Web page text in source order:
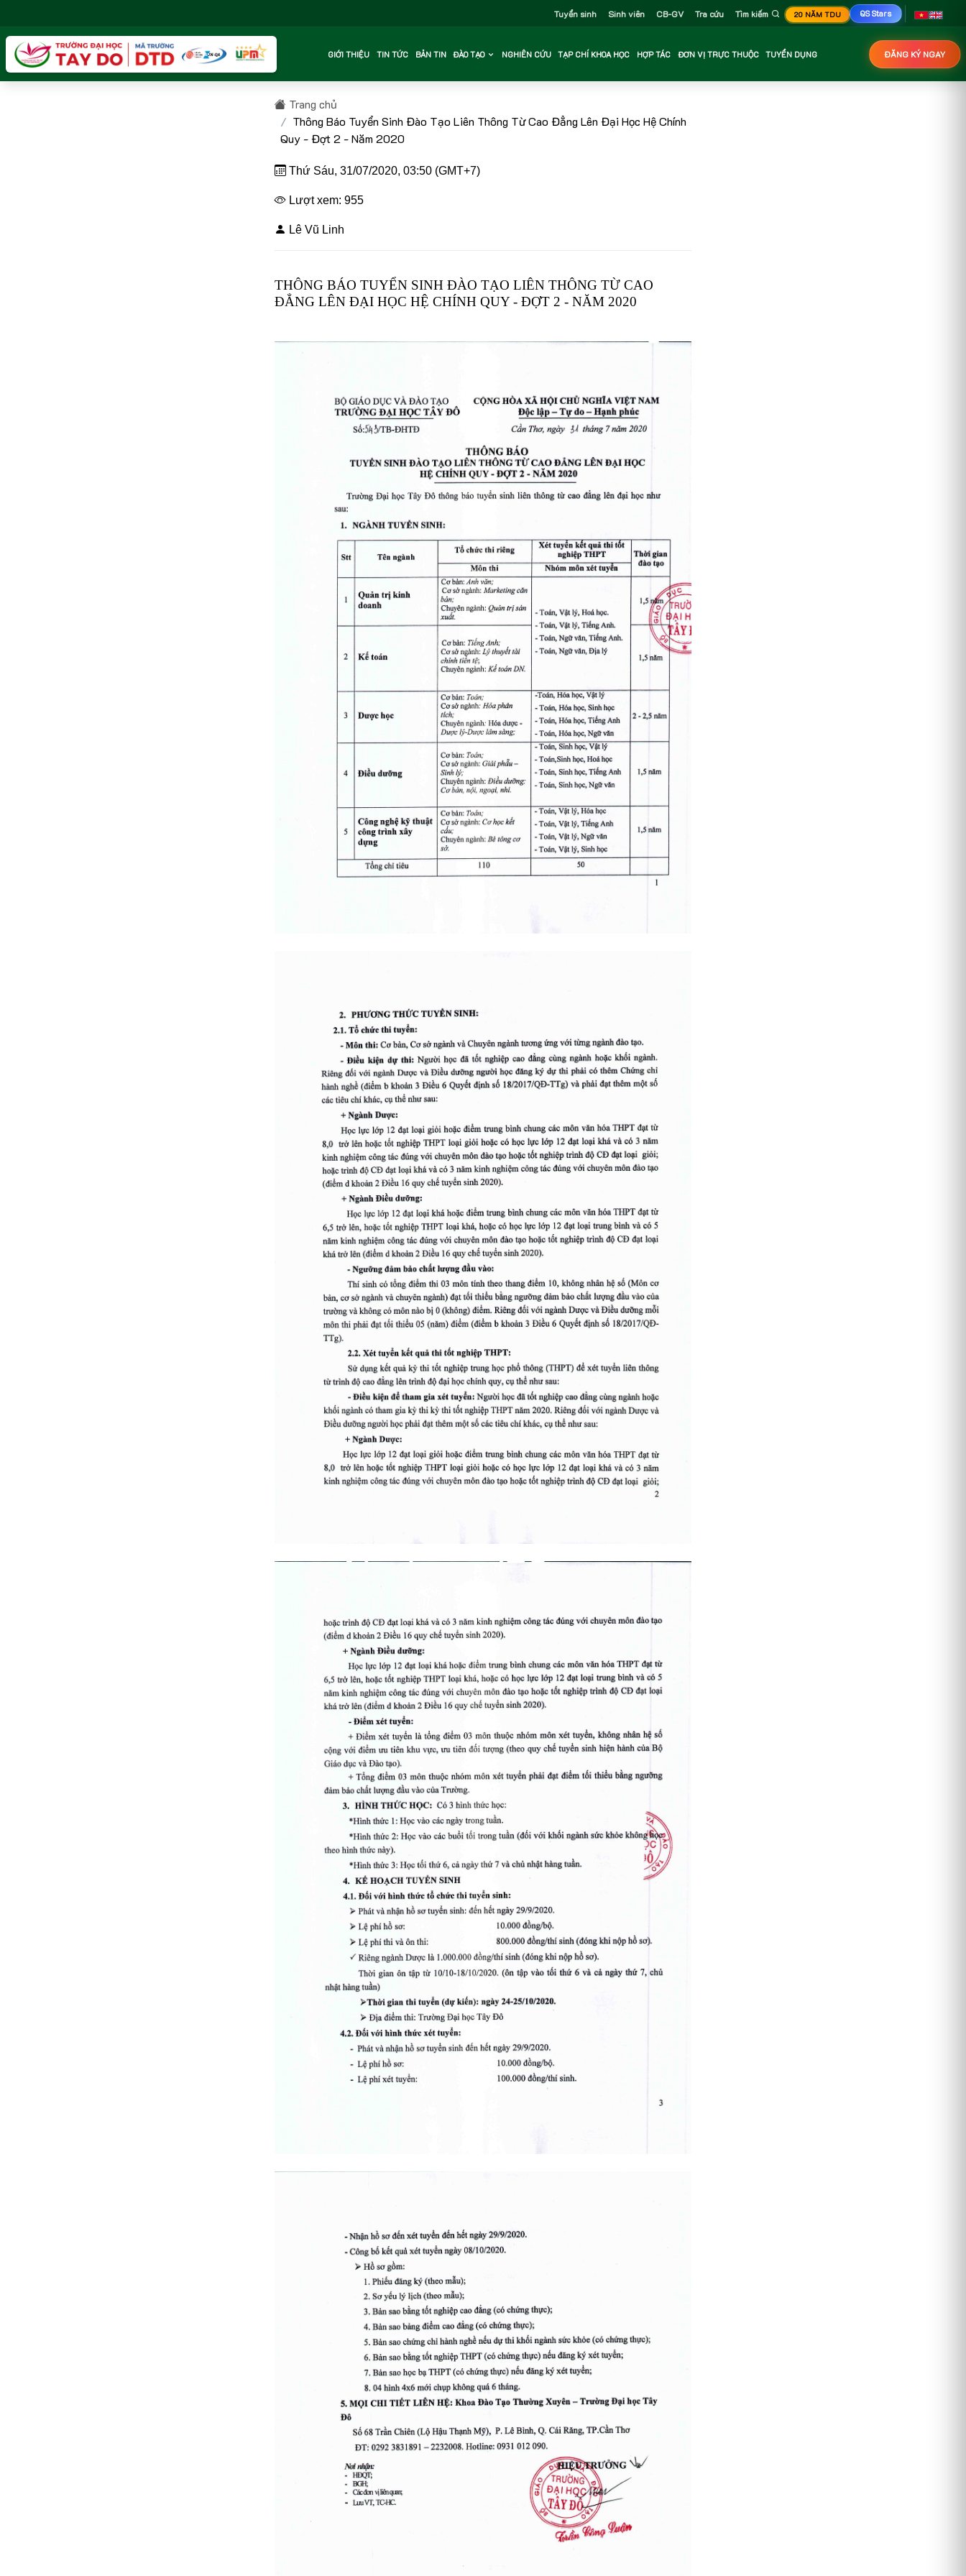
Tuyển sinh Sinh viên CB-GV Tra cứu Tìm kiếm 20 NĂM TDU QS Stars
GIỚI THIỆU TIN TỨC BẢN TIN ĐÀO TẠO NGHIÊN CỨU TẠP CHÍ KHOA HỌC HỢP TÁC ĐƠN VỊ TRỰC THUỘC TUYỂN DỤNG ĐĂNG KÝ NGAY
Trang chủ
Thông Báo Tuyển Sinh Đào Tạo Liên Thông Từ Cao Đẳng Lên Đại Học Hệ Chính
Quy - Đợt 2 - Năm 2020
Thứ Sáu, 31/07/2020, 03:50 (GMT+7)
Lượt xem: 955
Lê Vũ Linh
THÔNG BÁO TUYỂN SINH ĐÀO TẠO LIÊN THÔNG TỪ CAO
ĐẲNG LÊN ĐẠI HỌC HỆ CHÍNH QUY - ĐỢT 2 - NĂM 2020